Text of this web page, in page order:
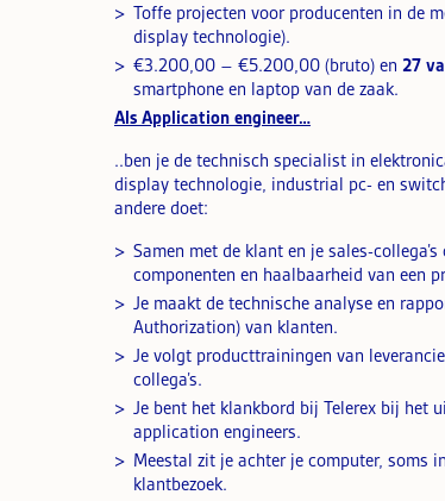
Toffe projecten voor producenten in de
display technologie).
€3.200,00 – €5.200,00 (bruto) en 27
smartphone en laptop van de zaak.
Als Application engineer…
..ben je de technisch specialist in
display technologie, industrial pc- en
andere doet:
Samen met de klant en je sales-
componenten en haalbaarheid van een
Je maakt de technische analyse en
Authorization) van klanten.
Je volgt producttrainingen van
collega’s.
Je bent het klankbord bij Telerex bij het
application engineers.
Meestal zit je achter je computer, soms
klantbezoek.